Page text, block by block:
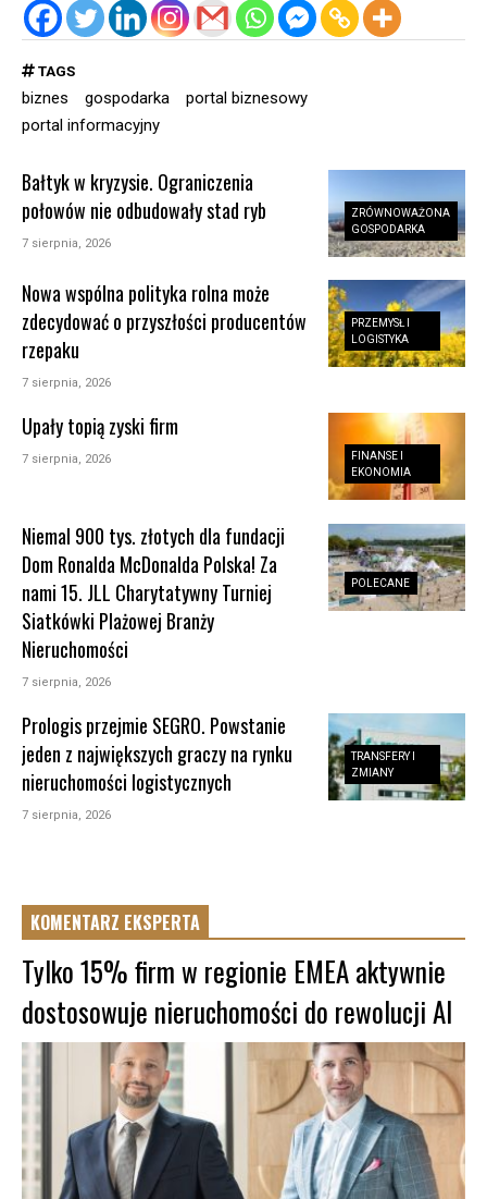
TAGS
biznes gospodarka
portal biznesowy
portal informacyjny
ZRÓWNOWAŻONA
GOSPODARKA
Bałtyk w kryzysie. Ograniczenia
połowów nie odbudowały stad ryb
7 sierpnia, 2026
PRZEMYSŁ I
LOGISTYKA
Nowa wspólna polityka rolna może
zdecydować o przyszłości producentów
rzepaku
7 sierpnia, 2026
FINANSE I
EKONOMIA
Upały topią zyski firm
7 sierpnia, 2026
POLECANE
Niemal 900 tys. złotych dla fundacji
Dom Ronalda McDonalda Polska! Za
nami 15. JLL Charytatywny Turniej
Siatkówki Plażowej Branży
Nieruchomości
7 sierpnia, 2026
TRANSFERY I
ZMIANY
Prologis przejmie SEGRO. Powstanie
jeden z największych graczy na rynku
nieruchomości logistycznych
7 sierpnia, 2026
KOMENTARZ EKSPERTA
Tylko 15% firm w regionie EMEA aktywnie
dostosowuje nieruchomości do rewolucji AI